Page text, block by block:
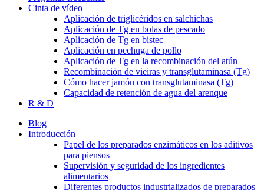
Cinta de vídeo
Aplicación de triglicéridos en salchichas
Aplicación de Tg en bolas de pescado
Aplicación de Tg en bistec
Aplicación en pechuga de pollo
Aplicación de Tg en la recombinación del atún
Recombinación de vieiras y transglutaminasa (Tg)
Cómo hacer jamón con transglutaminasa (Tg)
Capacidad de retención de agua del arenque
R & D
Blog
Introducción
Papel de los preparados enzimáticos en los aditivos
para piensos
Supervisión y seguridad de los ingredientes
alimentarios
Diferentes productos industrializados de preparados